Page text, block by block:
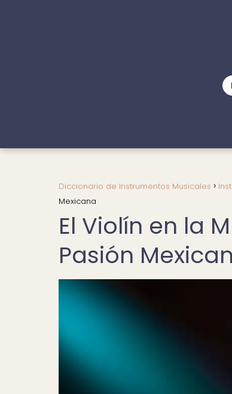
Diccionario de Instrumentos Musicales
Mexicana
El Violín en la
Pasión